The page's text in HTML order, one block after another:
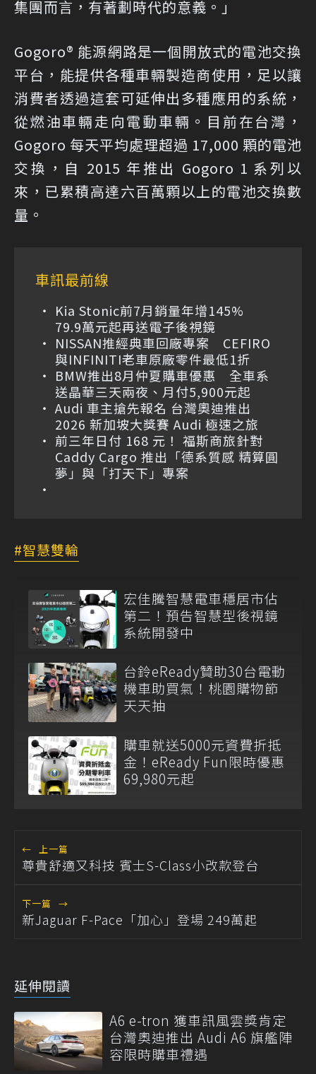
集團而言，有著劃時代的意義。」
Gogoro® 能源網路是一個開放式的電池交換
平台，能提供各種車輛製造商使用，足以讓
消費者透過這套可延伸出多種應用的系統，
從燃油車輛走向電動車輛。目前在台灣，
Gogoro 每天平均處理超過 17,000 顆的電池
交換，自 2015 年推出 Gogoro 1 系列以
來，已累積高達六百萬顆以上的電池交換數
量。
車訊最前線
Kia Stonic前7月銷量年增145%
79.9萬元起再送電子後視鏡
NISSAN推經典車回廠專案 CEFIRO
與INFINITI老車原廠零件最低1折
BMW推出8月仲夏購車優惠 全車系
送晶華三天兩夜、月付5,900元起
Audi 車主搶先報名 台灣奧迪推出
2026 新加坡大獎賽 Audi 極速之旅
前三年日付 168 元！ 福斯商旅針對
Caddy Cargo 推出「德系質感 精算圓
夢」與「打天下」專案
智慧雙輪
宏佳騰智慧電車穩居市佔
第二！預告智慧型後視鏡
系統開發中
台鈴eReady贊助30台電動
機車助買氣！桃園購物節
天天抽
購車就送5000元資費折抵
金！eReady Fun限時優惠
69,980元起
← 上一篇
尊貴舒適又科技 賓士S-Class小改款登台
下一篇 →
新Jaguar F-Pace「加心」登場 249萬起
延伸閱讀
A6 e-tron 獲車訊風雲獎肯定
台灣奧迪推出 Audi A6 旗艦陣
容限時購車禮遇